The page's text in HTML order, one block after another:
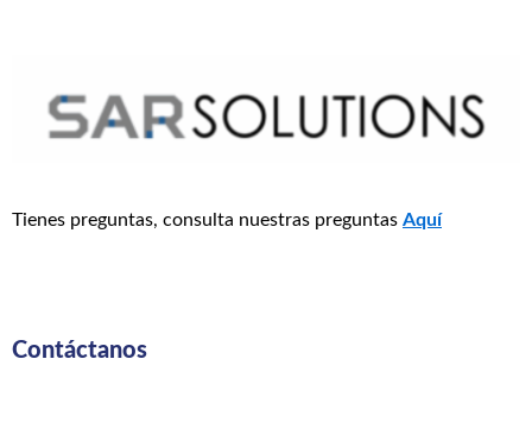
Tienes preguntas, consulta nuestras preguntas Aquí
Contáctanos